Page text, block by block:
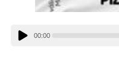
00:00